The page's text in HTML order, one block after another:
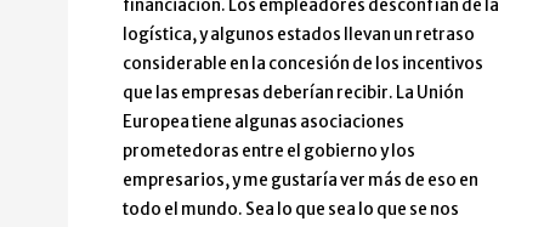
financiación. Los empleadores desconfían de la
logística, y algunos estados llevan un retraso
considerable en la concesión de los incentivos
que las empresas deberían recibir. La Unión
Europea tiene algunas asociaciones
prometedoras entre el gobierno y los
empresarios, y me gustaría ver más de eso en
todo el mundo. Sea lo que sea lo que se nos